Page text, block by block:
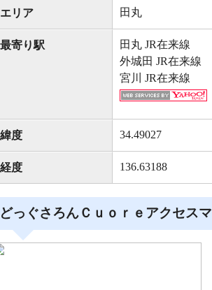
エリア 田丸
最寄り駅
田丸 JR在来線
外城田 JR在来線
宮川 JR在来線
緯度 34.49027
経度 136.63188
どっぐさろんＣｕｏｒｅアクセス